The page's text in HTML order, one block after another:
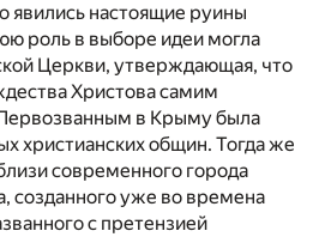
настоящие руины
роль в выборе идеи могла
Церкви, утверждающая, что
Христова самим
в Крыму была
христианских общин. Тогда же
современного города
созданного уже во времена
с претензией